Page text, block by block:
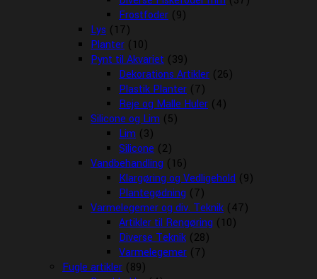
Frostfoder (9)
Lys (17)
Planter (10)
Pynt til Akvariet (39)
Dekorations Artikler (26)
Plastik Planter (7)
Reje og Malle Huler (4)
Silicone og Lim (5)
Lim (3)
Silicone (2)
Vandbehandling (16)
Klargøring og Vedligehold (9)
Plantegødning (7)
Varmelegemer og div. Teknik (47)
Artikler til Rengøring (10)
Diverse Teknik (28)
Varmelegemer (7)
Fugle artikler (89)